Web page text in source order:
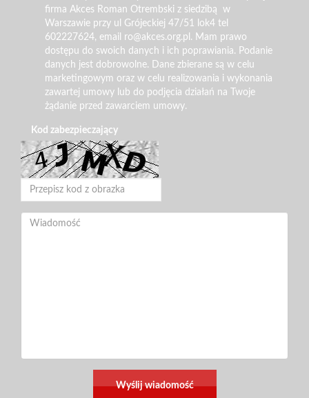
firma Akces Roman Otrembski z siedzibą w
Warszawie przy ul Grójeckiej 47/51 lok4 tel
602227624, email ro@akces.org.pl. Mam prawo
dostępu do swoich danych i ich poprawiania. Podanie
danych jest dobrowolne. Dane zbierane są w celu
marketingowym oraz w celu realizowania i wykonania
zawartej umowy lub do podjęcia działań na Twoje
żądanie przed zawarciem umowy.
Kod zabezpieczający